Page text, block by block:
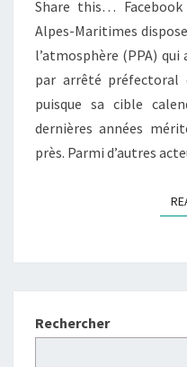
Share this…
Alpes-Maritimes
l’atmosphère (PPA)
par arrêté
puisque sa cible
dernières années
près. Parmi d’autres
Rechercher